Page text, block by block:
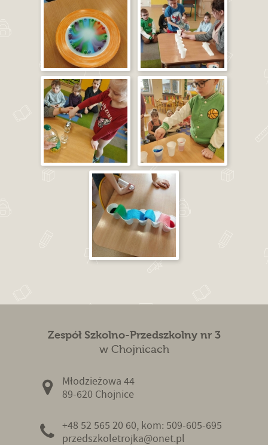
Zespół Szkolno-Przedszkolny nr 3
w Chojnicach
Młodzieżowa 44
89-620 Chojnice
+48 52 565 20 60, kom: 509-605-695
przedszkoletrojka@onet.pl